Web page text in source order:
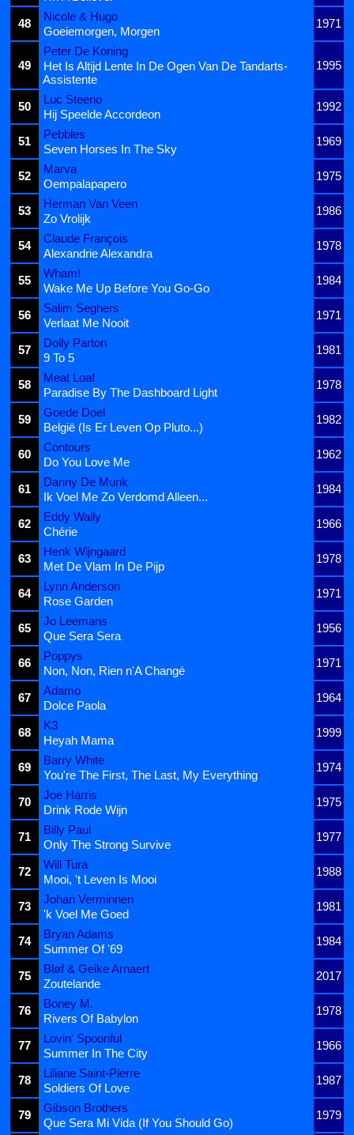
48
Nicole & Hugo
1971
Goeiemorgen, Morgen
49
Peter De Koning
1995
Het Is Altijd Lente In De Ogen Van De Tandarts-
Assistente
50
Luc Steeno
1992
Hij Speelde Accordeon
51
Pebbles
1969
Seven Horses In The Sky
52
Marva
1975
Oempalapapero
53
Herman Van Veen
1986
Zo Vrolijk
54
Claude François
1978
Alexandrie Alexandra
55
Wham!
1984
Wake Me Up Before You Go-Go
56
Salim Seghers
1971
Verlaat Me Nooit
57
Dolly Parton
1981
9 To 5
58
Meat Loaf
1978
Paradise By The Dashboard Light
59
Goede Doel
1982
België (Is Er Leven Op Pluto...)
60
Contours
1962
Do You Love Me
61
Danny De Munk
1984
Ik Voel Me Zo Verdomd Alleen...
62
Eddy Wally
1966
Chérie
63
Henk Wijngaard
1978
Met De Vlam In De Pijp
64
Lynn Anderson
1971
Rose Garden
65
Jo Leemans
1956
Que Sera Sera
66
Poppys
1971
Non, Non, Rien n'A Changé
67
Adamo
1964
Dolce Paola
68
K3
1999
Heyah Mama
69
Barry White
1974
You're The First, The Last, My Everything
70
Joe Harris
1975
Drink Rode Wijn
71
Billy Paul
1977
Only The Strong Survive
72
Will Tura
1988
Mooi, 't Leven Is Mooi
73
Johan Verminnen
1981
'k Voel Me Goed
74
Bryan Adams
1984
Summer Of '69
75
Bløf & Geike Arnaert
2017
Zoutelande
76
Boney M.
1978
Rivers Of Babylon
77
Lovin' Spoonful
1966
Summer In The City
78
Liliane Saint-Pierre
1987
Soldiers Of Love
79
Gibson Brothers
1979
Que Sera Mi Vida (If You Should Go)